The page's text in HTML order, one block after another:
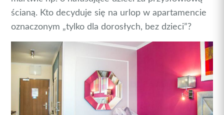
ścianą. Kto decyduje się na urlop w apartamencie
oznaczonym „tylko dla dorosłych, bez dzieci”?